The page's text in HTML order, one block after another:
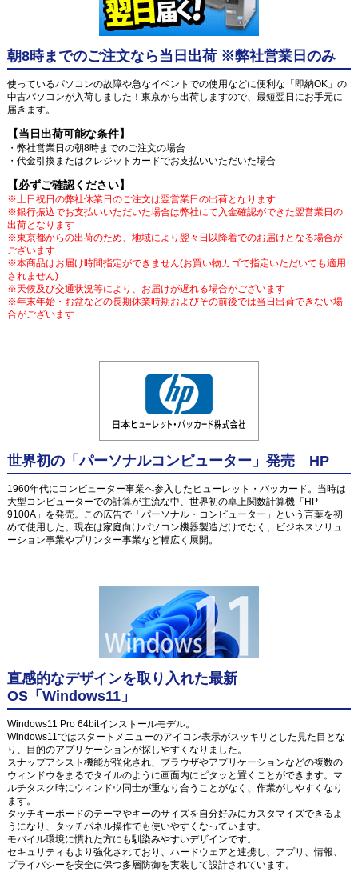
朝8時までのご注文なら当日出荷 ※弊社営業日のみ
使っているパソコンの故障や急なイベントでの使用などに便利な「即納OK」の
中古パソコンが入荷しました！東京から出荷しますので、最短翌日にお手元に
届きます。
【当日出荷可能な条件】
・弊社営業日の朝8時までのご注文の場合
・代金引換またはクレジットカードでお支払いいただいた場合
【必ずご確認ください】
※土日祝日の弊社休業日のご注文は翌営業日の出荷となります
※銀行振込でお支払いいただいた場合は弊社にて入金確認ができた翌営業日の
出荷となります
※東京都からの出荷のため、地域により翌々日以降着でのお届けとなる場合が
ございます
※本商品はお届け時間指定ができません(お買い物カゴで指定いただいても適用
されません)
※天候及び交通状況等により、お届けが遅れる場合がございます
※年末年始・お盆などの長期休業時期およびその前後では当日出荷できない場
合がございます
世界初の「パーソナルコンピューター」発売 HP
1960年代にコンピューター事業へ参入したヒューレット・パッカード。当時は
大型コンピューターでの計算が主流な中、世界初の卓上関数計算機「HP
9100A」を発売。この広告で「パーソナル・コンピューター」という言葉を初
めて使用した。現在は家庭向けパソコン機器製造だけでなく、ビジネスソリュ
ーション事業やプリンター事業など幅広く展開。
直感的なデザインを取り入れた最新
OS「Windows11」
Windows11 Pro 64bitインストールモデル。
Windows11ではスタートメニューのアイコン表示がスッキリとした見た目とな
り、目的のアプリケーションが探しやすくなりました。
スナップアシスト機能が強化され、ブラウザやアプリケーションなどの複数の
ウィンドウをまるでタイルのように画面内にピタッと置くことができます。マ
ルチタスク時にウィンドウ同士が重なり合うことがなく、作業がしやすくなり
ます。
タッチキーボードのテーマやキーのサイズを自分好みにカスタマイズできるよ
うになり、タッチパネル操作でも使いやすくなっています。
モバイル環境に慣れた方にも馴染みやすいデザインです。
セキュリティもより強化されており、ハードウェアと連携し、アプリ、情報、
プライバシーを安全に保つ多層防御を実装して設計されています。